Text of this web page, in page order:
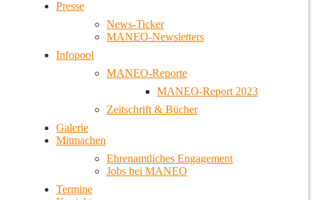
Presse
News-Ticker
MANEO-Newsletters
Infopool
MANEO-Reporte
MANEO-Report 2023
Zeitschrift & Bücher
Galerie
Mitmachen
Ehrenamtliches Engagement
Jobs bei MANEO
Termine